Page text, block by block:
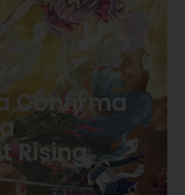
Confirma
Rising